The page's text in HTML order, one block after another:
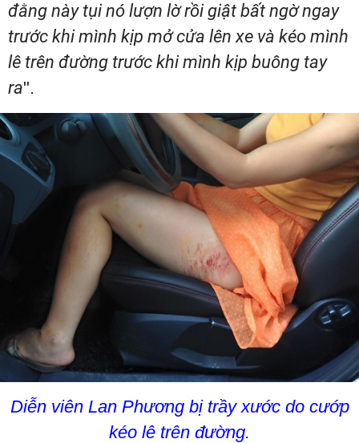
đằng này tụi nó lượn lờ rồi giật bất ngờ ngay
trước khi mình kịp mở cửa lên xe và kéo mình
lê trên đường trước khi mình kịp buông tay
ra".
Diễn viên Lan Phương bị trầy xước do cướp
kéo lê trên đường.